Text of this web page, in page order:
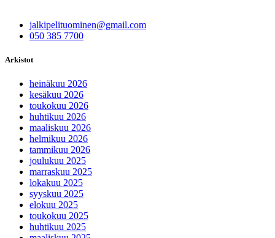
jalkipelituominen@gmail.com
050 385 7700
Arkistot
heinäkuu 2026
kesäkuu 2026
toukokuu 2026
huhtikuu 2026
maaliskuu 2026
helmikuu 2026
tammikuu 2026
joulukuu 2025
marraskuu 2025
lokakuu 2025
syyskuu 2025
elokuu 2025
toukokuu 2025
huhtikuu 2025